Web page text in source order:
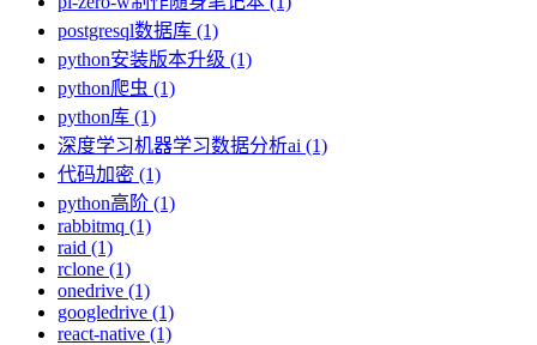
postgresql数据库 (1)
python安装版本升级 (1)
python爬虫 (1)
python库 (1)
深度学习机器学习数据分析ai (1)
代码加密 (1)
python高阶 (1)
rabbitmq (1)
raid (1)
rclone (1)
onedrive (1)
googledrive (1)
react-native (1)